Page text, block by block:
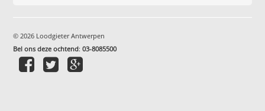
© 2026 Loodgieter Antwerpen
Bel ons deze ochtend:03-8085500